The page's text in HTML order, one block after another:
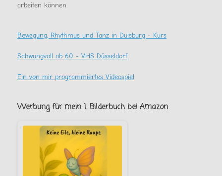
arbeiten können.
Bewegung, Rhythmus und Tanz in Duisburg - Kurs
Schwungvoll ab 60 - VHS Düsseldorf
Ein von mir programmiertes Videospiel
Werbung für mein 1. Bilderbuch bei Amazon